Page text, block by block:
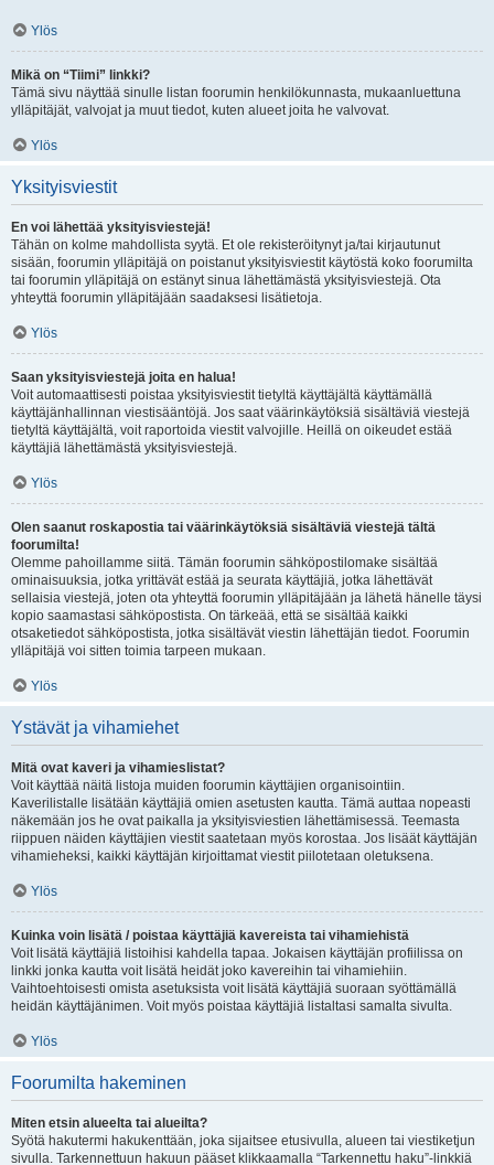
Ylös
Mikä on “Tiimi” linkki?
Tämä sivu näyttää sinulle listan foorumin henkilökunnasta, mukaanluettuna
ylläpitäjät, valvojat ja muut tiedot, kuten alueet joita he valvovat.
Ylös
Yksityisviestit
En voi lähettää yksityisviestejä!
Tähän on kolme mahdollista syytä. Et ole rekisteröitynyt ja/tai kirjautunut
sisään, foorumin ylläpitäjä on poistanut yksityisviestit käytöstä koko foorumilta
tai foorumin ylläpitäjä on estänyt sinua lähettämästä yksityisviestejä. Ota
yhteyttä foorumin ylläpitäjään saadaksesi lisätietoja.
Ylös
Saan yksityisviestejä joita en halua!
Voit automaattisesti poistaa yksityisviestit tietyltä käyttäjältä käyttämällä
käyttäjänhallinnan viestisääntöjä. Jos saat väärinkäytöksiä sisältäviä viestejä
tietyltä käyttäjältä, voit raportoida viestit valvojille. Heillä on oikeudet estää
käyttäjiä lähettämästä yksityisviestejä.
Ylös
Olen saanut roskapostia tai väärinkäytöksiä sisältäviä viestejä tältä
foorumilta!
Olemme pahoillamme siitä. Tämän foorumin sähköpostilomake sisältää
ominaisuuksia, jotka yrittävät estää ja seurata käyttäjiä, jotka lähettävät
sellaisia viestejä, joten ota yhteyttä foorumin ylläpitäjään ja lähetä hänelle täysi
kopio saamastasi sähköpostista. On tärkeää, että se sisältää kaikki
otsaketiedot sähköpostista, jotka sisältävät viestin lähettäjän tiedot. Foorumin
ylläpitäjä voi sitten toimia tarpeen mukaan.
Ylös
Ystävät ja vihamiehet
Mitä ovat kaveri ja vihamieslistat?
Voit käyttää näitä listoja muiden foorumin käyttäjien organisointiin.
Kaverilistalle lisätään käyttäjiä omien asetusten kautta. Tämä auttaa nopeasti
näkemään jos he ovat paikalla ja yksityisviestien lähettämisessä. Teemasta
riippuen näiden käyttäjien viestit saatetaan myös korostaa. Jos lisäät käyttäjän
vihamieheksi, kaikki käyttäjän kirjoittamat viestit piilotetaan oletuksena.
Ylös
Kuinka voin lisätä / poistaa käyttäjiä kavereista tai vihamiehistä
Voit lisätä käyttäjiä listoihisi kahdella tapaa. Jokaisen käyttäjän profiilissa on
linkki jonka kautta voit lisätä heidät joko kavereihin tai vihamiehiin.
Vaihtoehtoisesti omista asetuksista voit lisätä käyttäjiä suoraan syöttämällä
heidän käyttäjänimen. Voit myös poistaa käyttäjiä listaltasi samalta sivulta.
Ylös
Foorumilta hakeminen
Miten etsin alueelta tai alueilta?
Syötä hakutermi hakukenttään, joka sijaitsee etusivulla, alueen tai viestiketjun
sivulla. Tarkennettuun hakuun pääset klikkaamalla “Tarkennettu haku”-linkkiä